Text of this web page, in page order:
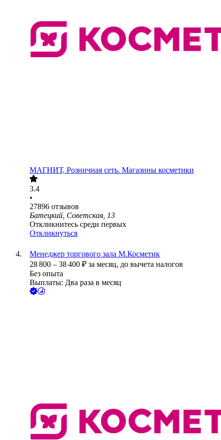
МАГНИТ, Розничная сеть. Магазины косметики
3.4
•
27896 отзывов
Батецкий, Советская, 13
Откликнитесь среди первых
Откликнуться
Менеджер торгового зала М.Косметик
28 800 – 38 400 ₽ за месяц, до вычета налогов
Без опыта
Выплаты: Два раза в месяц